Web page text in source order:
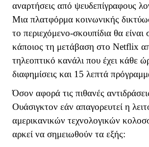
αναρτήσεις από ψευδεπίγραφους
Μια πλατφόρμα κοινωνικής
το περιεχόμενο-σκουπίδια θα είναι
κάποιος τη μετάβαση στο Netflix
τηλεοπτικό κανάλι που έχει κάθε
διαφημίσεις και 15 λεπτά
Όσον αφορά τις πιθανές
Ουάσιγκτον εάν απαγορευτεί η
αμερικανικών τεχνολογικών
αρκεί να σημειωθούν τα εξής: